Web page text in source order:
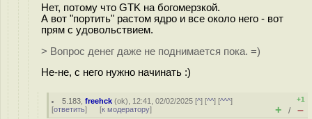
Нет, потому что GTK на богомерзкой.
А вот "портить" растом ядро и все около него - вот
прям с удовольствием.
> Вопрос денег даже не поднимается пока. =)
Не-не, с него нужно начинать :)
5.183 ,freehck (ok), 12:41, 02/02/2025 [^] [^^] [^^^]
[ответить] [к модератору]
+1
+ / –